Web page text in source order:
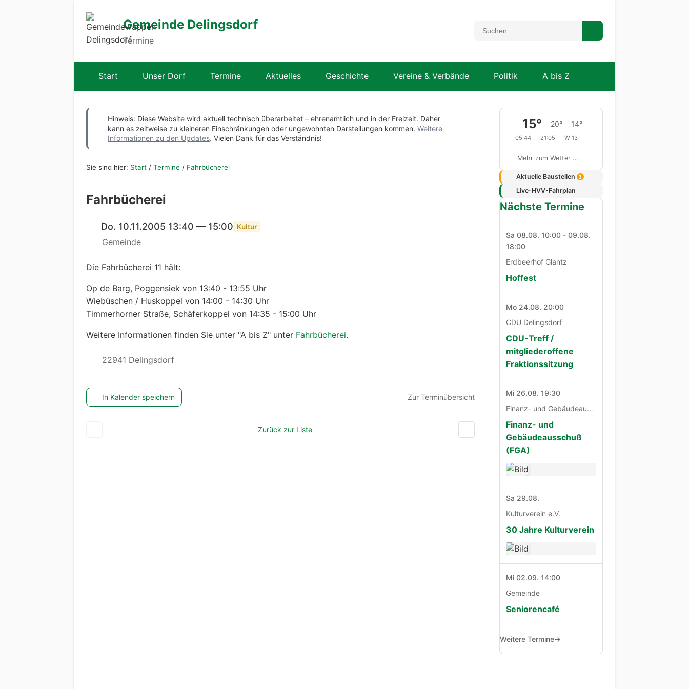
Gemeinde Delingsdorf
Termine
Start Unser Dorf Termine Aktuelles Geschichte Vereine & Verbände Politik A bis Z
Hinweis: Diese Website wird aktuell technisch überarbeitet – ehrenamtlich und in der Freizeit. Daher
kann es zeitweise zu kleineren Einschränkungen oder ungewohnten Darstellungen kommen. Weitere
Informationen zu den Updates. Vielen Dank für das Verständnis!
Sie sind hier: Start / Termine / Fahrbücherei
Fahrbücherei
Do. 10.11.2005 13:40 — 15:00 Kultur
Gemeinde
Die Fahrbücherei 11 hält:
Op de Barg, Poggensiek von 13:40 - 13:55 Uhr
Wiebüschen / Huskoppel von 14:00 - 14:30 Uhr
Timmerhorner Straße, Schäferkoppel von 14:35 - 15:00 Uhr
Weitere Informationen finden Sie unter "A bis Z" unter Fahrbücherei.
22941 Delingsdorf
In Kalender speichern Zur Terminübersicht
Zurück zur Liste
15° 20° 14°
05:44 21:05 W 13
Mehr zum Wetter …
Aktuelle Baustellen 3
Live-HVV-Fahrplan
Nächste Termine
Sa 08.08. 10:00 - 09.08.
18:00
Erdbeerhof Glantz
Hoffest
Mo 24.08. 20:00
CDU Delingsdorf
CDU-Treff /
mitgliederoffene
Fraktionssitzung
Mi 26.08. 19:30
Finanz- und Gebäudeausschuß
Finanz- und
Gebäudeausschuß
(FGA)
Sa 29.08.
Kulturverein e.V.
30 Jahre Kulturverein
Mi 02.09. 14:00
Gemeinde
Seniorencafé
Weitere Termine→